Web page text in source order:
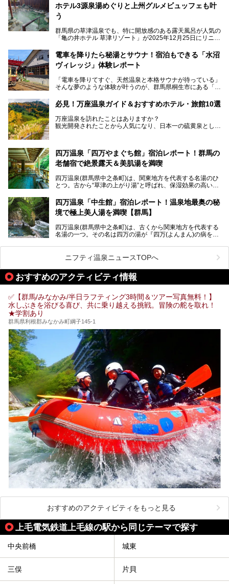
ホテル3源泉湯めぐりと上州グルメビュッフェも叶
う
群馬県の草津温泉でも、特に開放感のある露天風呂が人気の
「亀の井ホテル 草津リゾート」が2025年12月25日にリニュ
ロビーや客室が綺麗になって、上州グルメにこだわったビュ
ッフェも人気！アクセスはシャトルバスで楽々、さらに草津
温泉にある姉妹ホテルの「草津温泉 大東舘」「亀の井ホテ
今回はそんな「亀の井ホテル 草津リゾート」を徹底レポー
───
提供元：アイコニア・ホスピタリティ株式会社【PR】
この記事は亀の井ホテル 草津リゾートのPR記事です。
電車を降りたら秘湯とサウナ！宿泊もできる「水沼
ヴィレッジ」体験レポート
「電車を降りてすぐ、天然温泉と本格サウナが待っている」
そんな夢のような体験が叶うのが、群馬県桐生市にある「駅
日帰り温泉の「水沼の湯」と宿泊もできる「サウナの森」、
２つのエリアがあります。
今回は、その中でも特にユニークな駅直結の「水沼の湯」の
魅力に焦点を当て、温泉好き、サウナー、そして電車旅好き
必見！万座温泉ガイド＆おすすめホテル・旅館10選
万座温泉を訪れたことはありますか？
観光開発されたことから人気になり、日本一の硫黄泉として
も多いかもしれません。
そこで筆者である私が実際に行ってみました！万座温泉の楽
しみ方や周辺の観光地を解説します。
また、日帰り入浴できる温泉から混浴可能な温泉まで、おす
すめの入浴施設もご紹介します！
四万温泉「四万やまぐち館」宿泊レポート！群馬の
老舗宿で絶景露天＆美肌湯を満喫
四万温泉(群馬県中之条町)は、関東地方を代表する名湯のひ
とつ。古から“草津の上がり湯”と呼ばれ、保湿効果の高い美
「四万やまぐち館」は、この地を代表する旅館の一つ。日帰
り入浴も可能ですが、やはり宿泊してじっくり楽しむのがベ
肌湯をはじめ、館内の魅力をたっぷりとご紹介します！
四万温泉「中生館」宿泊レポート！温泉地最奥の秘
境で極上美人湯を満喫【群馬】
四万温泉(群馬県中之条町)は、古くから関東地方を代表する
名湯の一つ。その名は四万の湯が『四万(よんまん)の病を癒
観光客で賑わう人気温泉地です。
「中生館」は四万温泉最奥に位置し、秘境感漂う老舗宿。泉
質の良さ(特に美人湯効果)に定評があり、知る人ぞ知る穴場
的存在です。今回は筆者自ら宿泊し、自慢の温泉をはじめ食
事・客室・共有スペースなど、宿の全貌を徹底紹介します。
ニフティ温泉ニュースTOPへ
おすすめのアクティビティ情報
✅【群馬/みなかみ/半日ラフティング3時間＆ツアー写真無料！】
水しぶきを浴びる喜び、共に乗り越える挑戦。冒険の舵を取れ！
★学割あり
群馬県利根郡みなかみ町綱子145-1
おすすめのアクティビティをもっと見る
上毛電気鉄道上毛線の駅から同じテーマで探す
中央前橋 城東
三俣 片貝